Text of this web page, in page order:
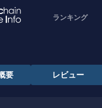
ランキング
要 レビュー